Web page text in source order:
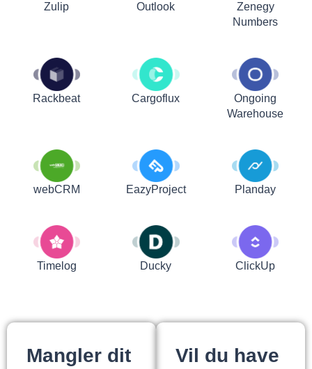
Zulip Outlook
Zenegy
Numbers
Rackbeat Cargoflux
Ongoing
Warehouse
webCRM EazyProject Planday
Timelog Ducky ClickUp
Mangler dit
Vil du have